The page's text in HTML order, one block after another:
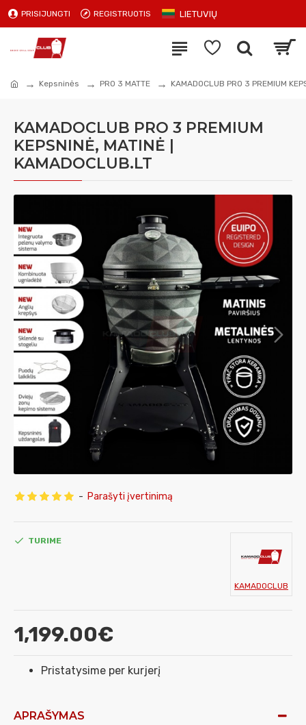
PRISIJUNGTI REGISTRUOTIS LIETUVIŲ
Kepsninės PRO 3 MATTE KAMADOCLUB PRO 3 PREMIUM
KAMADOCLUB PRO 3 PREMIUM
KEPSNINĖ, MATINĖ |
KAMADOCLUB.LT
- Parašyti įvertinimą
1,199.00€
TURIME
KAMADOCLUB
Pristatysime per kurjerį
APRAŠYMAS